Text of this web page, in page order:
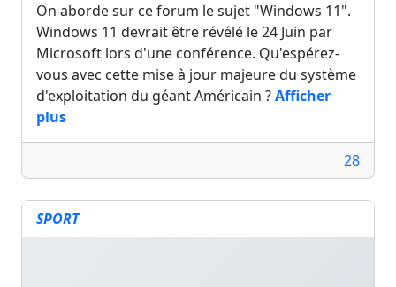
On aborde sur ce forum le sujet "Windows 11".
Windows 11 devrait être révélé le 24 Juin par
Microsoft lors d'une conférence. Qu'espérez-
vous avec cette mise à jour majeure du système
d'exploitation du géant Américain ?Afficher
plus
28
SPORT